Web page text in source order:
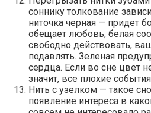
соннику толкование
ниточка черная — придет
обещает любовь, белая
свободно действовать,
подавлять. Зеленая
сердца. Если во сне цвет
значит, все плохие
Нить с узелком — такое
появление интереса в